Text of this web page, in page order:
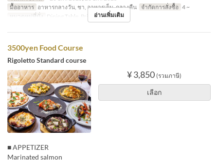
มื้ออาหาร อาหารกลางวัน, ชา, อาหารเย็น, กลางคืน จำกัดการสั่งซื้อ 4 ~
หมวดหมู่ที่นั่ง
Dining Table, Private room
อ่านเพิ่มเติม
3500yen Food Course
Rigoletto Standard course
¥ 3,850 (รวมภาษี)
เลือก
■ APPETIZER
Marinated salmon